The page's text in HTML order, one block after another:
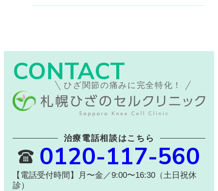
CONTACT
ひざ関節の痛みに完全特化！
治療電話相談はこちら
0120-117-560
【電話受付時間】月〜金／9:00〜16:30（土日祝休
診）